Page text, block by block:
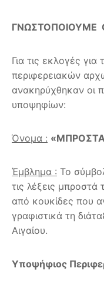
ΓΝΩΣΤΟΠΟΙΟΥΜΕ
Για τις εκλογές
περιφερειακών
ανακηρύχθηκαν οι
υποψηφίων:
Όνομα : «ΜΠΡΟΣΤΑ
Έμβλημα : Το
τις λέξεις μπροστά
από κουκίδες που
γραφιστικά τη
Αιγαίου.
Υποψήφιος